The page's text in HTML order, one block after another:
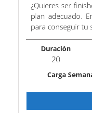
¿Quieres ser
plan adecuado.
para conseguir tu
Duración
20
Carga